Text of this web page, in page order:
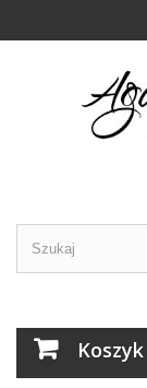
Koszyk